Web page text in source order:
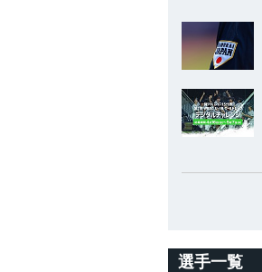
選手一覧